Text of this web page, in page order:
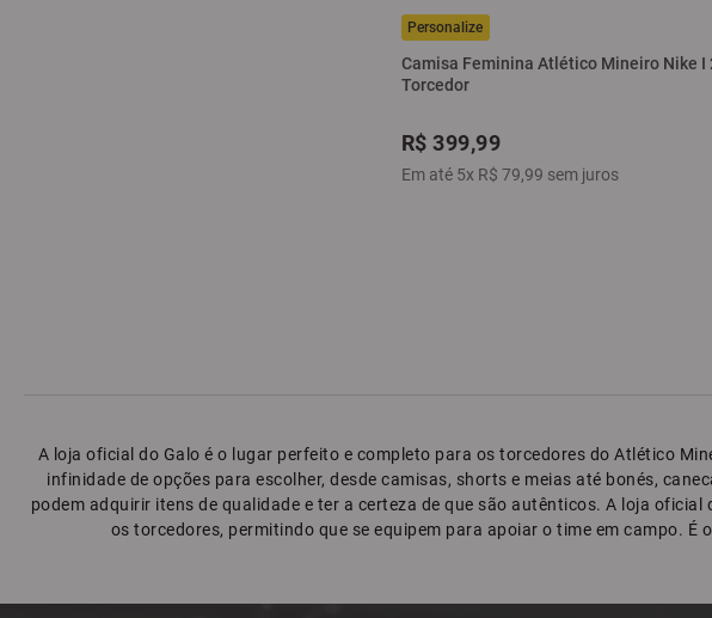
Camisa Feminina Atlético Mineiro Nike I
Torcedor
R$ 399,99
Em até 5x R$ 79,99 sem juros
A loja oficial do Galo é o lugar perfeito e completo para os torcedores do Atlético
infinidade de opções para escolher, desde camisas, shorts e meias até bonés,
podem adquirir itens de qualidade e ter a certeza de que são autênticos. A loja
os torcedores, permitindo que se equipem para apoiar o time em campo.